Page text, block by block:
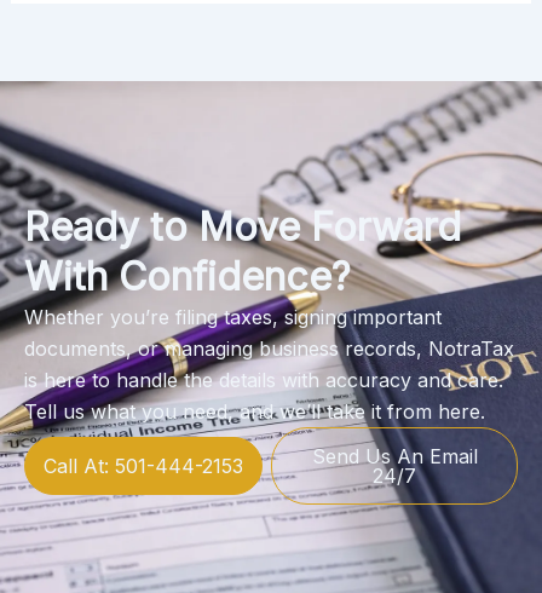
Ready to Move Forward
With Confidence?
Whether you’re filing taxes, signing important
documents, or managing business records, NotraTax
is here to handle the details with accuracy and care.
Tell us what you need, and we’ll take it from here.
Call At: 501-444-2153
Send Us An Email
24/7